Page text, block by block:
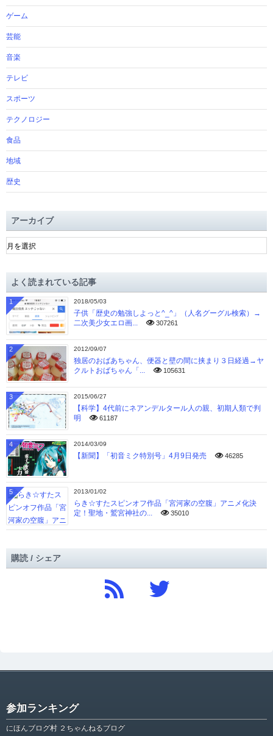
ゲーム
芸能
音楽
テレビ
スポーツ
テクノロジー
食品
地域
歴史
アーカイブ
ア
ー
ブよく読まれている記事
2018/05/03
子供「歴史の勉強しよっと^_^」（人名グーグル検索）→
二次美少女エロ画...
307261
1
2012/09/07
独居のおばあちゃん、便器と壁の間に挟まり３日経過→ヤ
クルトおばちゃん「...
105631
2
2015/06/27
【科学】4代前にネアンデルタール人の親、初期人類で判
明
61187
3
2014/03/09
【新聞】「初音ミク特別号」4月9日発売 46285
4
2013/01/02
らき☆すたスピンオフ作品「宮河家の空腹」アニメ化決
定！聖地・鷲宮神社の...
35010
5
購読 / シェア
参加ランキング
にほんブログ村 ２ちゃんねるブログ